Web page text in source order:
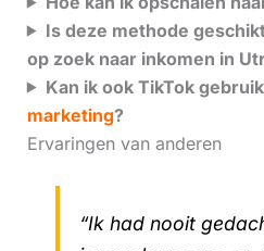
Is deze methode
op zoek naar inkomen in
Kan ik ook TikTok
marketing?
Ervaringen van anderen
“Ik had nooit